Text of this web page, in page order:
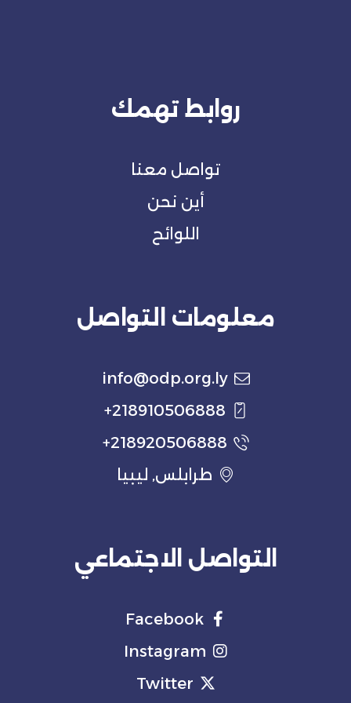
روابط تهمك
تواصل معنا
أين نحن
اللوائح
معلومات التواصل
info@odp.org.ly
218910506888+
218920506888+
طرابلس, ليبيا
التواصل الاجتماعي
Facebook
Instagram
Twitter